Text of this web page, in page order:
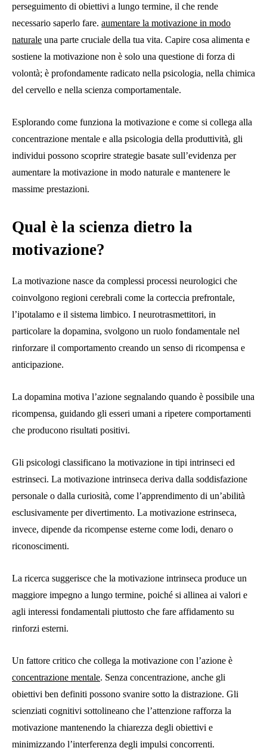
perseguimento di obiettivi a lungo termine, il che rende
necessario saperlo fare. aumentare la motivazione in modo
naturale una parte cruciale della tua vita. Capire cosa alimenta e
sostiene la motivazione non è solo una questione di forza di
volontà; è profondamente radicato nella psicologia, nella chimica
del cervello e nella scienza comportamentale.
Esplorando come funziona la motivazione e come si collega alla
concentrazione mentale e alla psicologia della produttività, gli
individui possono scoprire strategie basate sull’evidenza per
aumentare la motivazione in modo naturale e mantenere le
massime prestazioni.
Qual è la scienza dietro la
motivazione?
La motivazione nasce da complessi processi neurologici che
coinvolgono regioni cerebrali come la corteccia prefrontale,
l’ipotalamo e il sistema limbico. I neurotrasmettitori, in
particolare la dopamina, svolgono un ruolo fondamentale nel
rinforzare il comportamento creando un senso di ricompensa e
anticipazione.
La dopamina motiva l’azione segnalando quando è possibile una
ricompensa, guidando gli esseri umani a ripetere comportamenti
che producono risultati positivi.
Gli psicologi classificano la motivazione in tipi intrinseci ed
estrinseci. La motivazione intrinseca deriva dalla soddisfazione
personale o dalla curiosità, come l’apprendimento di un’abilità
esclusivamente per divertimento. La motivazione estrinseca,
invece, dipende da ricompense esterne come lodi, denaro o
riconoscimenti.
La ricerca suggerisce che la motivazione intrinseca produce un
maggiore impegno a lungo termine, poiché si allinea ai valori e
agli interessi fondamentali piuttosto che fare affidamento su
rinforzi esterni.
Un fattore critico che collega la motivazione con l’azione è
concentrazione mentale. Senza concentrazione, anche gli
obiettivi ben definiti possono svanire sotto la distrazione. Gli
scienziati cognitivi sottolineano che l’attenzione rafforza la
motivazione mantenendo la chiarezza degli obiettivi e
minimizzando l’interferenza degli impulsi concorrenti.